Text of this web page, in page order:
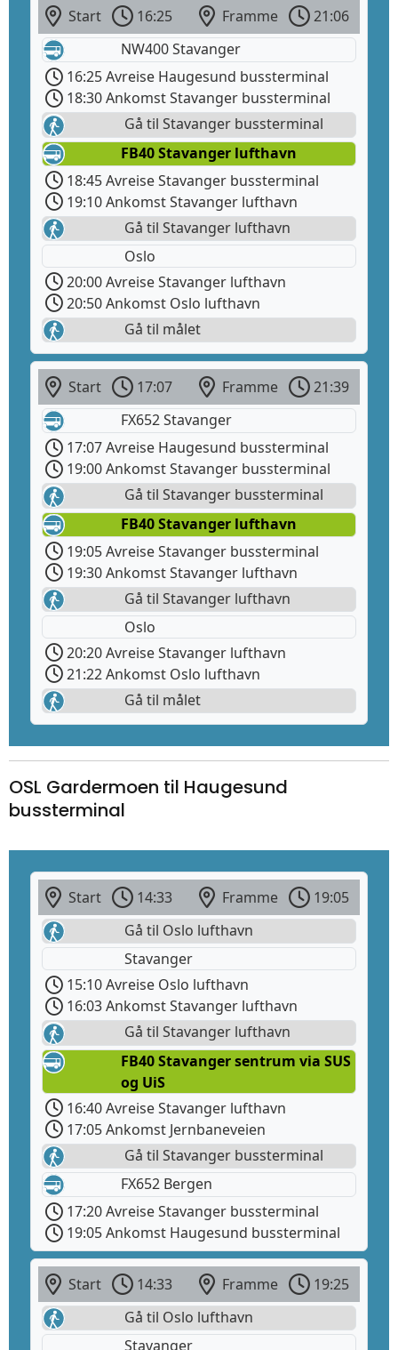
Start 16:25 Framme
21:06
NW400 Stavanger
16:25 Avreise Haugesund bussterminal
18:30 Ankomst Stavanger bussterminal
Gå til Stavanger bussterminal
FB40 Stavanger lufthavn
18:45 Avreise Stavanger bussterminal
19:10 Ankomst Stavanger lufthavn
Gå til Stavanger lufthavn
Oslo
20:00 Avreise Stavanger lufthavn
20:50 Ankomst Oslo lufthavn
Gå til målet
Start 17:07 Framme
21:39
FX652 Stavanger
17:07 Avreise Haugesund bussterminal
19:00 Ankomst Stavanger bussterminal
Gå til Stavanger bussterminal
FB40 Stavanger lufthavn
19:05 Avreise Stavanger bussterminal
19:30 Ankomst Stavanger lufthavn
Gå til Stavanger lufthavn
Oslo
20:20 Avreise Stavanger lufthavn
21:22 Ankomst Oslo lufthavn
Gå til målet
OSL Gardermoen til Haugesund
bussterminal
Start 14:33 Framme
19:05
Gå til Oslo lufthavn
Stavanger
15:10 Avreise Oslo lufthavn
16:03 Ankomst Stavanger lufthavn
Gå til Stavanger lufthavn
FB40 Stavanger sentrum via SUS
og UiS
16:40 Avreise Stavanger lufthavn
17:05 Ankomst Jernbaneveien
Gå til Stavanger bussterminal
FX652 Bergen
17:20 Avreise Stavanger bussterminal
19:05 Ankomst Haugesund bussterminal
Start 14:33 Framme
19:25
Gå til Oslo lufthavn
Stavanger